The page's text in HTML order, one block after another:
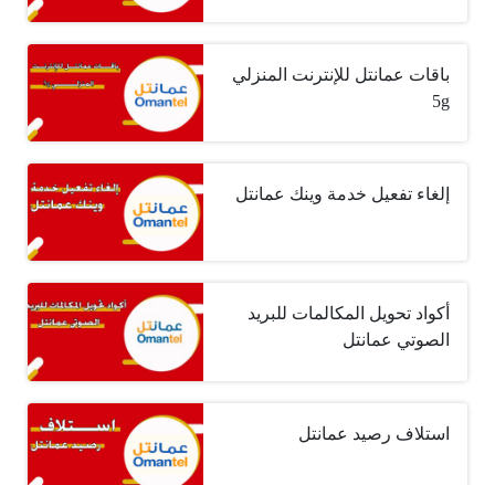
باقات عمانتل للإنترنت المنزلي
5g
إلغاء تفعيل خدمة وينك عمانتل
أكواد تحويل المكالمات للبريد
الصوتي عمانتل
استلاف رصيد عمانتل